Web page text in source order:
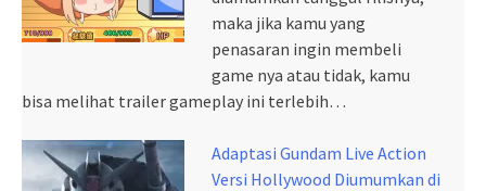
maka jika kamu yang
penasaran ingin membeli
game nya atau tidak, kamu
bisa melihat trailer gameplay ini terlebih…
Adaptasi Gundam Live Action
Versi Hollywood Diumumkan di